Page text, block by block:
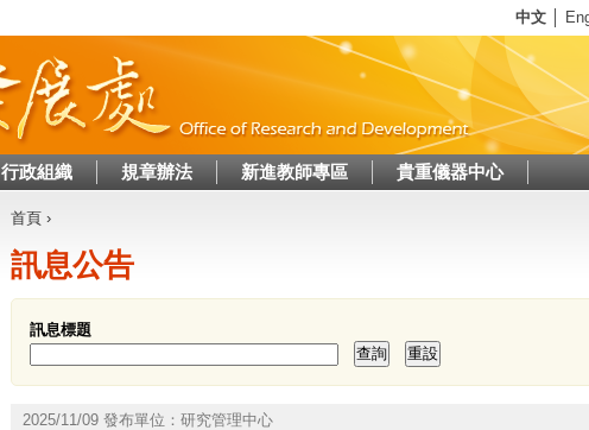
中文
行政組織 規章辦法 新進教師專區 貴重儀器中心
您在這裡
首頁 ›
訊息公告
訊息標題
2025/11/09 發布單位：研究管理中心